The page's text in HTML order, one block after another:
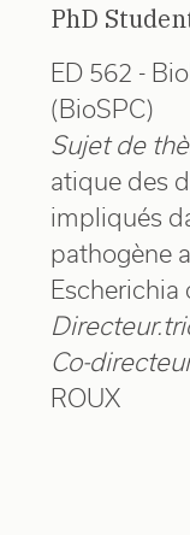
PhD
ED 562 -
(BioSPC)
Sujet de
atique des
impliqués
pathogène
Escherichia
Co-
ROUX